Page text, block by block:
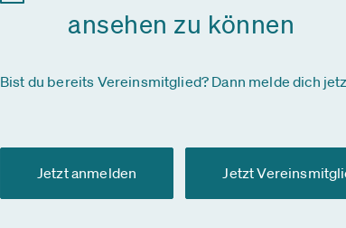
ansehen zu können
Bist du bereits Vereinsmitglied? Dann melde dich
Jetzt anmelden Jetzt